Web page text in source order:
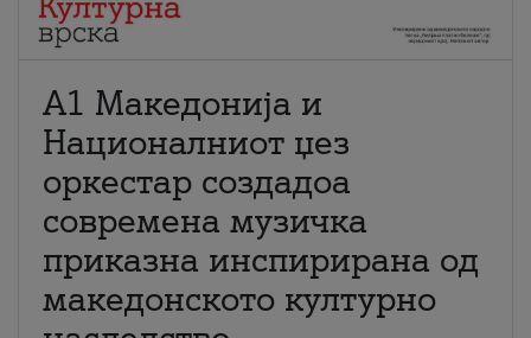
А1 Македонија и
Националниот џез
оркестар создадоа
современа музичка
приказна инспирирана од
македонското културно